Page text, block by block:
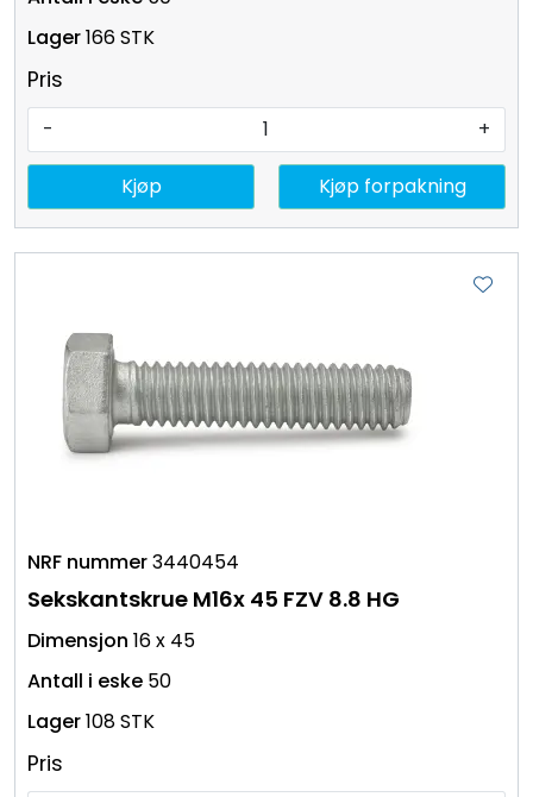
166 STK
Pris
- +
Kjøp Kjøp forpakning
3440454
Sekskantskrue M16x 45 FZV 8.8 HG
16 x 45
50
108 STK
Pris